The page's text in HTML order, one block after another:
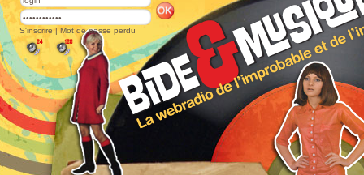
S'inscrire | Mot de passe perdu